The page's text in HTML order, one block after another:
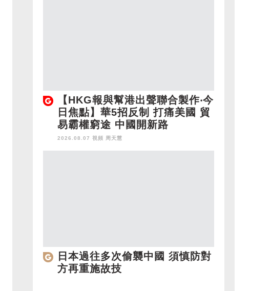
【HKG報與幫港出聲聯合製作‧今
日焦點】華5招反制 打痛美國 貿
易霸權窮途 中國開新路
2026.08.07 視頻 周天慧
日本過往多次偷襲中國 須慎防對
方再重施故技